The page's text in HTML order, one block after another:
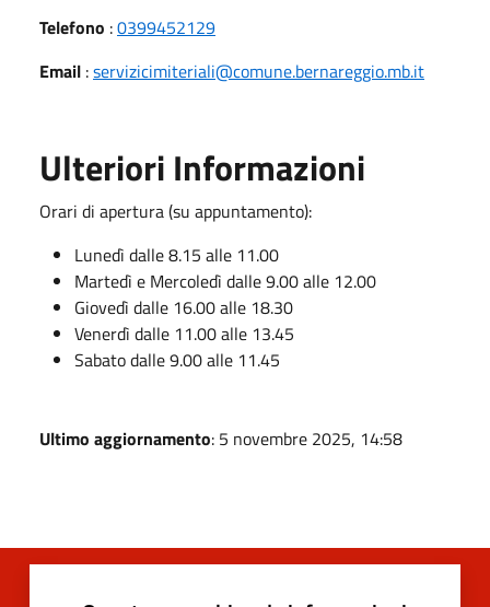
Telefono :0399452129
Email :servizicimiteriali@comune.bernareggio.mb.it
Ulteriori Informazioni
Orari di apertura (su appuntamento):
Lunedì dalle 8.15 alle 11.00
Martedì e Mercoledì dalle 9.00 alle 12.00
Giovedì dalle 16.00 alle 18.30
Venerdì dalle 11.00 alle 13.45
Sabato dalle 9.00 alle 11.45
Ultimo aggiornamento: 5 novembre 2025, 14:58